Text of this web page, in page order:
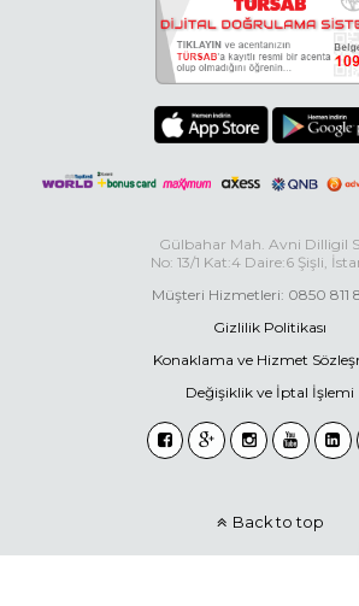
Gülbahar Mah. Avni Dilligil
No: 13/1 Kat:4 Daire:6 Şişli,
Müşteri Hizmetleri: 0850 811
Gizlilik Politikası
Konaklama ve Hizmet
Değişiklik ve İptal İşlemi
Back to top